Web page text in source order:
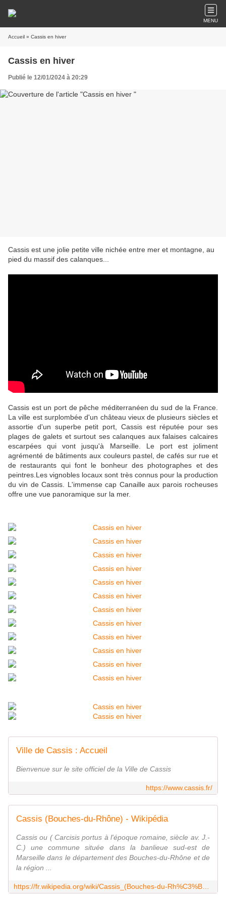
MENU
Accueil » Cassis en hiver
Cassis en hiver
Publié le 12/01/2024 à 20:29
Cassis est une jolie petite ville nichée entre mer et montagne, au
pied du massif des calanques...
Cassis est un port de pêche méditerranéen du sud de la France.
La ville est surplombée d'un château vieux de plusieurs siècles et
assortie d'un superbe petit port, Cassis est réputée pour ses
plages de galets et surtout ses calanques aux falaises calcaires
escarpées qui vont jusqu'à Marseille. Le port est joliment
agrémenté de bâtiments aux couleurs pastel, de cafés sur rue et
de restaurants qui font le bonheur des photographes et des
peintres.Les vignobles locaux sont très connus pour la production
du vin de Cassis. L'immense cap Canaille aux parois rocheuses
offre une vue panoramique sur la mer.
Ville de Cassis : Accueil
Bienvenue sur le site officiel de la Ville de Cassis
https://www.cassis.fr/
Cassis (Bouches-du-Rhône) - Wikipédia
Cassis ou ( Carcisis portus à l'époque romaine, siècle av. J.-
C.) une commune située dans la banlieue sud-est de
Marseille dans le département des Bouches-du-Rhône et de
la région ...